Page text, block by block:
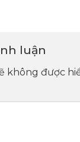
luận
không được